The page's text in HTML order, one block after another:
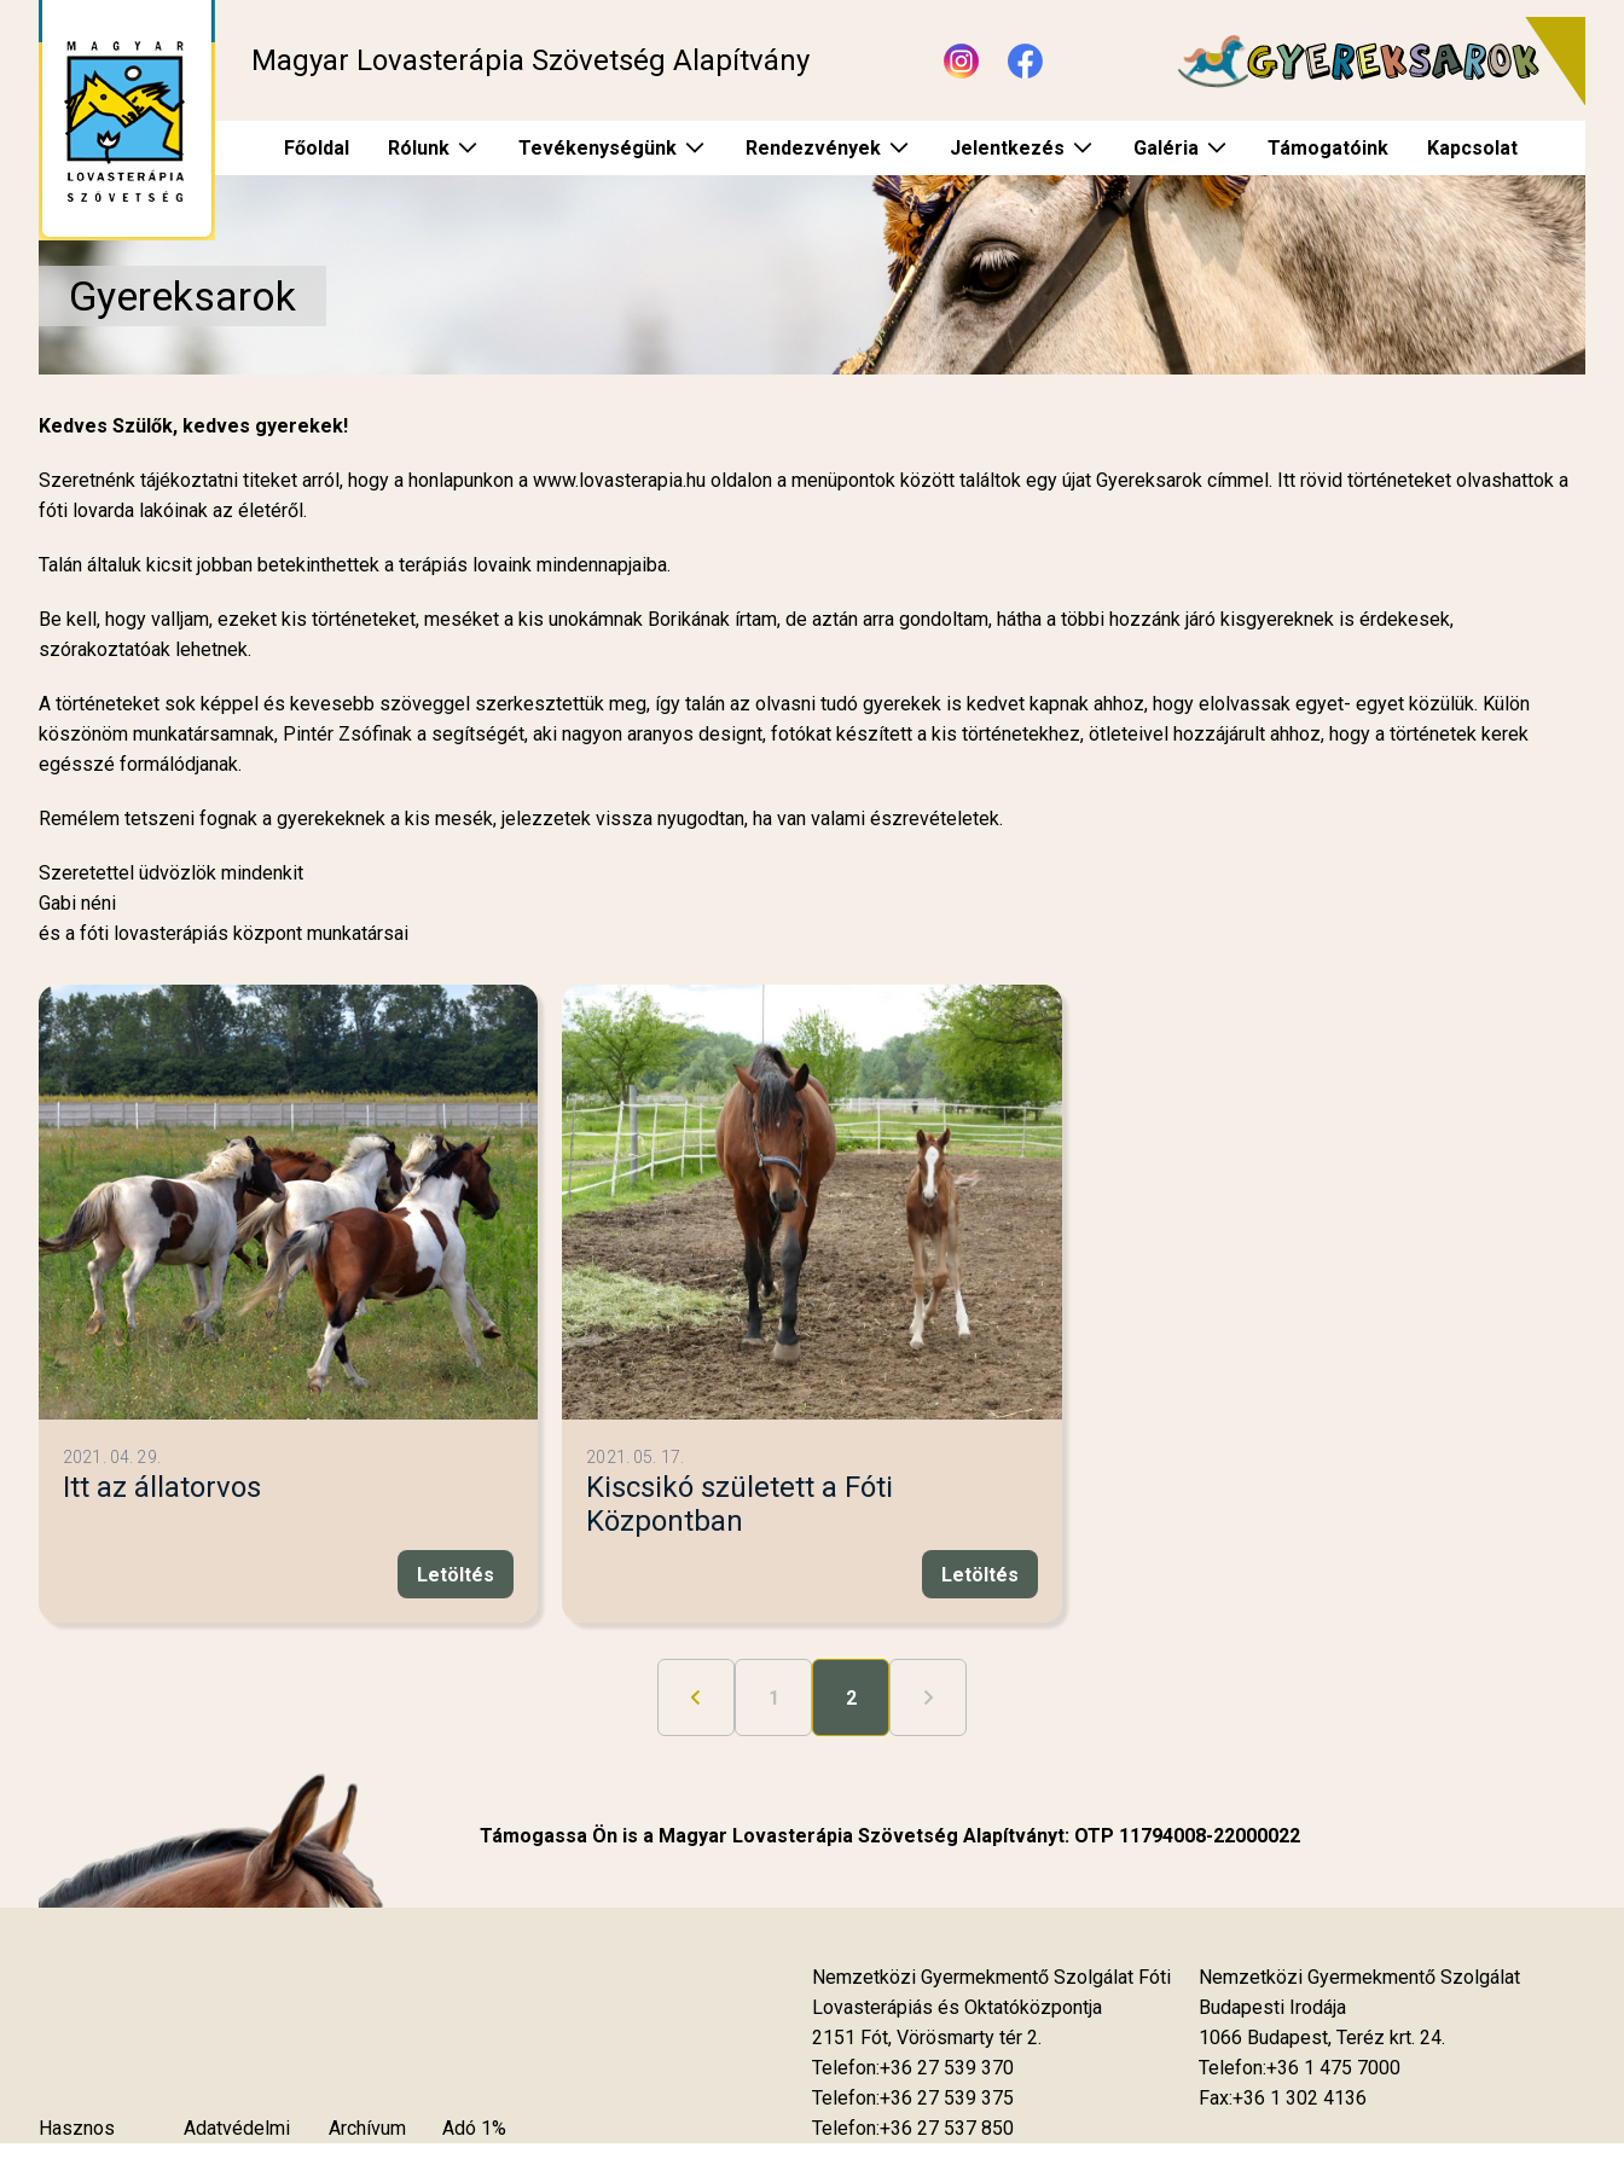
Magyar Lovasterápia Szövetség Alapítvány
Főoldal Rólunk Tevékenységünk Rendezvények Jelentkezés Galéria Támogatóink Kapcsolat
Gyereksarok
Kedves Szülők, kedves gyerekek!
Szeretnénk tájékoztatni titeket arról, hogy a honlapunkon a www.lovasterapia.hu oldalon a menüpontok között találtok egy újat Gyereksarok címmel. Itt rövid történeteket olvashattok a
fóti lovarda lakóinak az életéről.
Talán általuk kicsit jobban betekinthettek a terápiás lovaink mindennapjaiba.
Be kell, hogy valljam, ezeket kis történeteket, meséket a kis unokámnak Borikának írtam, de aztán arra gondoltam, hátha a többi hozzánk járó kisgyereknek is érdekesek,
szórakoztatóak lehetnek.
A történeteket sok képpel és kevesebb szöveggel szerkesztettük meg, így talán az olvasni tudó gyerekek is kedvet kapnak ahhoz, hogy elolvassak egyet- egyet közülük. Külön
köszönöm munkatársamnak, Pintér Zsófinak a segítségét, aki nagyon aranyos designt, fotókat készített a kis történetekhez, ötleteivel hozzájárult ahhoz, hogy a történetek kerek
egésszé formálódjanak.
Remélem tetszeni fognak a gyerekeknek a kis mesék, jelezzetek vissza nyugodtan, ha van valami észrevételetek.
Szeretettel üdvözlök mindenkit
Gabi néni
és a fóti lovasterápiás központ munkatársai
2021. 04. 29.
Itt az állatorvos
Letöltés
2021. 05. 17.
Kiscsikó született a Fóti
Központban
Letöltés
1 2
Támogassa Ön is a Magyar Lovasterápia Szövetség Alapítványt: OTP 11794008-22000022
Hasznos
Adatvédelmi
Archívum Adó 1%
Nemzetközi Gyermekmentő Szolgálat Fóti
Lovasterápiás és Oktatóközpontja
2151 Fót, Vörösmarty tér 2.
Telefon:+36 27 539 370
Telefon:+36 27 539 375
Telefon:+36 27 537 850
Nemzetközi Gyermekmentő Szolgálat
Budapesti Irodája
1066 Budapest, Teréz krt. 24.
Telefon:+36 1 475 7000
Fax:+36 1 302 4136